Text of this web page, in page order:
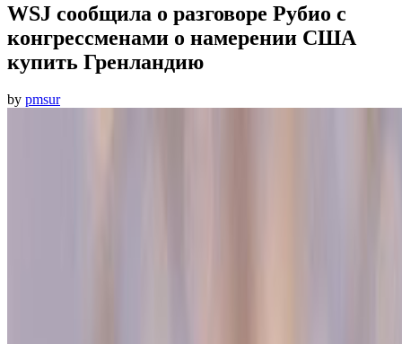
WSJ сообщила о разговоре Рубио с
конгрессменами о намерении США
купить Гренландию
by pmsur